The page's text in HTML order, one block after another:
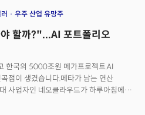
우주 산업 유망주
할까?"...AI 포트폴리오
한국의 5000조원 메가프로젝트.AI
점이 생겼습니다.메타가 남는 연산
사업자인 네오클라우드가 하루아침에
참전에 중간 생태계가 붕괴 조짐을 보인